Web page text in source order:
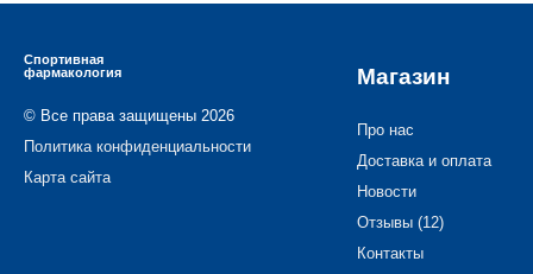
Спортивная
фармакология
© Все права защищены 2026
Политика конфиденциальности
Карта сайта
Магазин
Про нас
Доставка и оплата
Новости
Отзывы (12)
Контакты